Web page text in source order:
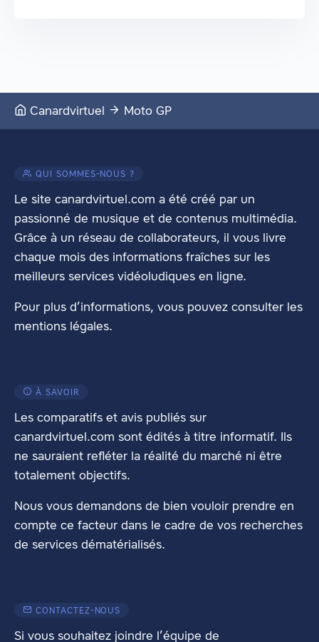
Canardvirtuel Moto GP
QUI SOMMES-NOUS ?
Le site canardvirtuel.com a été créé par un
passionné de musique et de contenus multimédia.
Grâce à un réseau de collaborateurs, il vous livre
chaque mois des informations fraîches sur les
meilleurs services vidéoludiques en ligne.
Pour plus d’informations, vous pouvez consulter les
mentions légales.
À SAVOIR
Les comparatifs et avis publiés sur
canardvirtuel.com sont édités à titre informatif. Ils
ne sauraient refléter la réalité du marché ni être
totalement objectifs.
Nous vous demandons de bien vouloir prendre en
compte ce facteur dans le cadre de vos recherches
de services dématérialisés.
CONTACTEZ-NOUS
Si vous souhaitez joindre l’équipe de